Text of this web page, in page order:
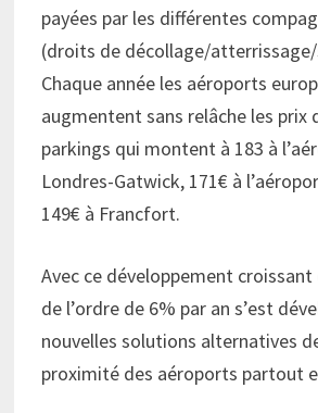
payées par les différentes
(droits de décollage/
Chaque année les aéroports
augmentent sans relâche les prix
parkings qui montent à 183 à
Londres-Gatwick, 171€ à
149€ à Francfort.
Avec ce développement
de l’ordre de 6% par an s’est
nouvelles solutions alternatives
proximité des aéroports partout